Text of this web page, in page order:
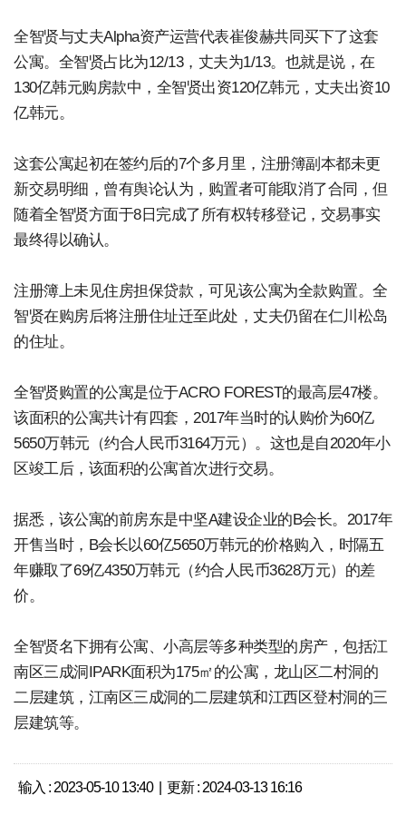
全智贤与丈夫Alpha资产运营代表崔俊赫共同买下了这套
公寓。全智贤占比为12/13，丈夫为1/13。也就是说，在
130亿韩元购房款中，全智贤出资120亿韩元，丈夫出资10
亿韩元。
这套公寓起初在签约后的7个多月里，注册簿副本都未更
新交易明细，曾有舆论认为，购置者可能取消了合同，但
随着全智贤方面于8日完成了所有权转移登记，交易事实
最终得以确认。
注册簿上未见住房担保贷款，可见该公寓为全款购置。全
智贤在购房后将注册住址迁至此处，丈夫仍留在仁川松岛
的住址。
全智贤购置的公寓是位于ACRO FOREST的最高层47楼。
该面积的公寓共计有四套，2017年当时的认购价为60亿
5650万韩元（约合人民币3164万元）。这也是自2020年小
区竣工后，该面积的公寓首次进行交易。
据悉，该公寓的前房东是中坚A建设企业的B会长。2017年
开售当时，B会长以60亿5650万韩元的价格购入，时隔五
年赚取了69亿4350万韩元（约合人民币3628万元）的差
价。
全智贤名下拥有公寓、小高层等多种类型的房产，包括江
南区三成洞IPARK面积为175㎡的公寓，龙山区二村洞的
二层建筑，江南区三成洞的二层建筑和江西区登村洞的三
层建筑等。
输入 : 2023-05-10 13:40 | 更新 : 2024-03-13 16:16